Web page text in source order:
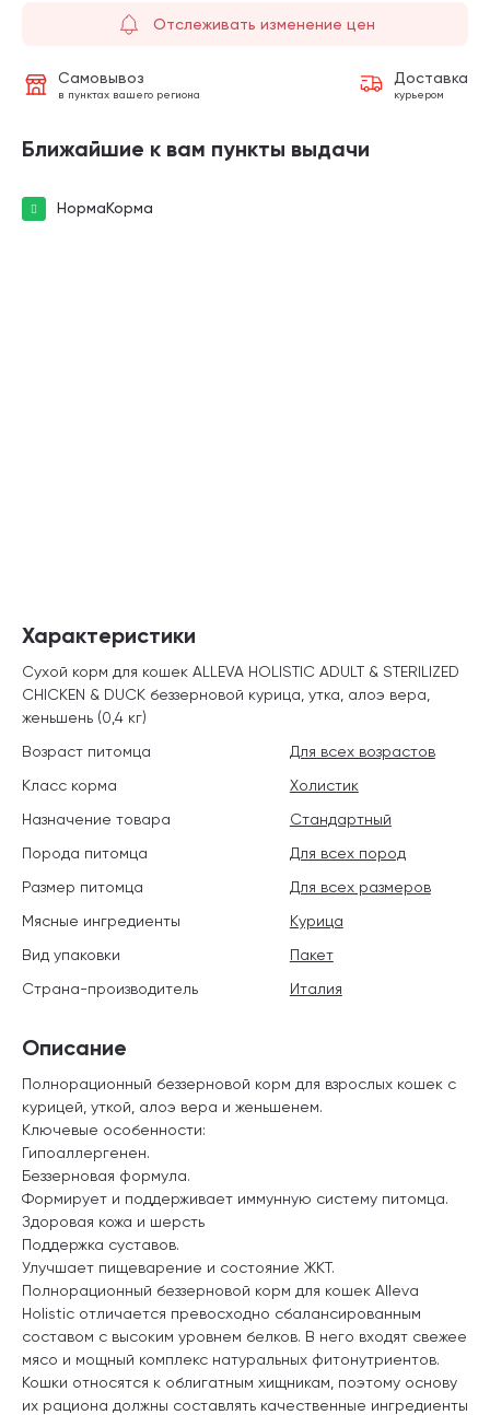
Отслеживать изменение цен
Самовывоз
в пунктах вашего региона
Доставка
курьером
Ближайшие к вам пункты выдачи
НормаКорма
Описание
Полнорационный беззерновой корм для взрослых кошек с
курицей, уткой, алоэ вера и женьшенем.
Ключевые особенности:
Гипоаллергенен.
Беззерновая формула.
Формирует и поддерживает иммунную систему питомца.
Здоровая кожа и шерсть
Поддержка суставов.
Улучшает пищеварение и состояние ЖКТ.
Полнорационный беззерновой корм для кошек Alleva
Holistic отличается превосходно сбалансированным
составом с высоким уровнем белков. В него входят свежее
мясо и мощный комплекс натуральных фитонутриентов.
Кошки относятся к облигатным хищникам, поэтому основу
их рациона должны составлять качественные ингредиенты
Характеристики
Сухой корм для кошек ALLEVA HOLISTIC ADULT & STERILIZED
CHICKEN & DUCK беззерновой курица, утка, алоэ вера,
женьшень (0,4 кг)
Возраст питомца
Для всех возрастов
Класс корма
Холистик
Назначение товара
Стандартный
Порода питомца
Для всех пород
Размер питомца
Для всех размеров
Мясные ингредиенты
Курица
Вид упаковки
Пакет
Страна-производитель
Италия